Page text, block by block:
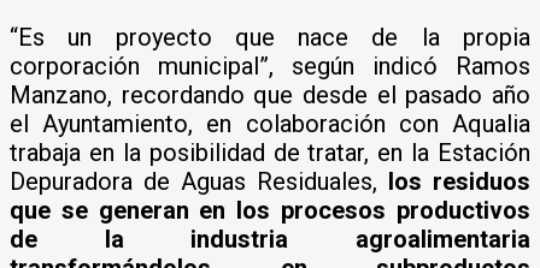
“Es un proyecto que nace de la propia
corporación municipal”, según indicó Ramos
Manzano, recordando que desde el pasado año
el Ayuntamiento, en colaboración con Aqualia
trabaja en la posibilidad de tratar, en la Estación
Depuradora de Aguas Residuales, los residuos
que se generan en los procesos productivos
de la industria agroalimentaria